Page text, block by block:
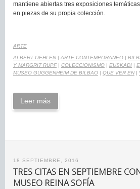
mantiene abiertas tres exposiciones
en piezas de su propia colección.
ARTE
ALBERT OEHLEN | ARTE CONTEMPORANEO |
Y MARGRIT RUPF| COLECCIONISMO | EUSKADI |
MUSEO GUGGENHEIM DE BILBAO | QUE VER EN |
Leer más
18 SEPTIEMBRE, 2016
TRES CITAS EN SEPTIEMBRE
MUSEO REINA SOFÍA